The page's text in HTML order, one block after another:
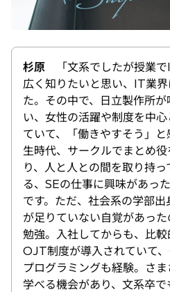
杉原 「文系でしたが授業で
広く知りたいと思い、IT業
た。その中で、日立製作所
い、女性の活躍や制度を中
ていて、「働きやすそう」
生時代、サークルでまとめ
り、人と人との間を取り持
る、SEの仕事に興味があっ
です。ただ、社会系の学部
が足りていない自覚があっ
勉強。入社してからも、比
OJT制度が導入されていて
プログラミングも経験。さ
学べる機会があり、文系卒